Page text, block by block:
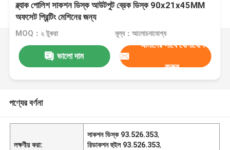
ব্ল্যাক পোলিশ সাকশন ডিস্ক আউটপুট ব্রেক ডিস্ক 90x21x45MM
অফসেট প্রিন্টিং মেশিনের জন্য
MOQ：২ টুকরা মূল্য：আলোচনাযোগ্য
ভালো দাম
আমাদের সাথে যোগাযোগ
করুন
পণ্যের বর্ণনা
লক্ষণীয় করা:
সাকশন ডিস্ক 93.526.353,
রিডাকশন হুইল 93.526.353,